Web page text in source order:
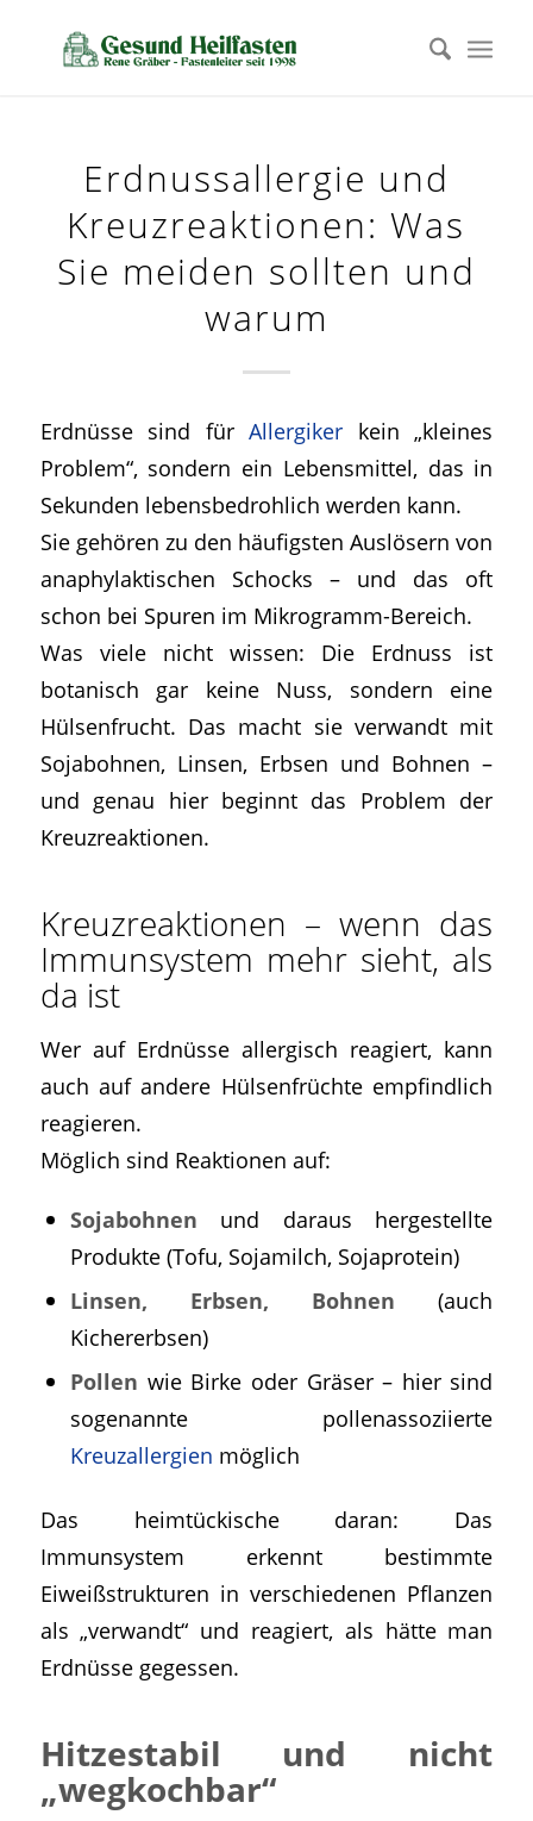
Erdnussallergie und
Kreuzreaktionen: Was
Sie meiden sollten und
warum
Erdnüsse sind fürAllergiker kein „kleines
Problem“, sondern ein Lebensmittel, das in
Sekunden lebensbedrohlich werden kann.
Sie gehören zu den häufigsten Auslösern von
anaphylaktischen Schocks – und das oft
schon bei Spuren im Mikrogramm-Bereich.
Was viele nicht wissen: Die Erdnuss ist
botanisch gar keine Nuss, sondern eine
Hülsenfrucht. Das macht sie verwandt mit
Sojabohnen, Linsen, Erbsen und Bohnen –
und genau hier beginnt das Problem der
Kreuzreaktionen.
Kreuzreaktionen – wenn das
Immunsystem mehr sieht, als
da ist
Wer auf Erdnüsse allergisch reagiert, kann
auch auf andere Hülsenfrüchte empfindlich
reagieren.
Möglich sind Reaktionen auf:
Sojabohnen und daraus hergestellte
Produkte (Tofu, Sojamilch, Sojaprotein)
Linsen, Erbsen, Bohnen (auch
Kichererbsen)
Pollen wie Birke oder Gräser – hier sind
sogenannte pollenassoziierte
Kreuzallergien möglich
Das heimtückische daran: Das
Immunsystem erkennt bestimmte
Eiweißstrukturen in verschiedenen Pflanzen
als „verwandt“ und reagiert, als hätte man
Erdnüsse gegessen.
Hitzestabil und nicht
„wegkochbar“